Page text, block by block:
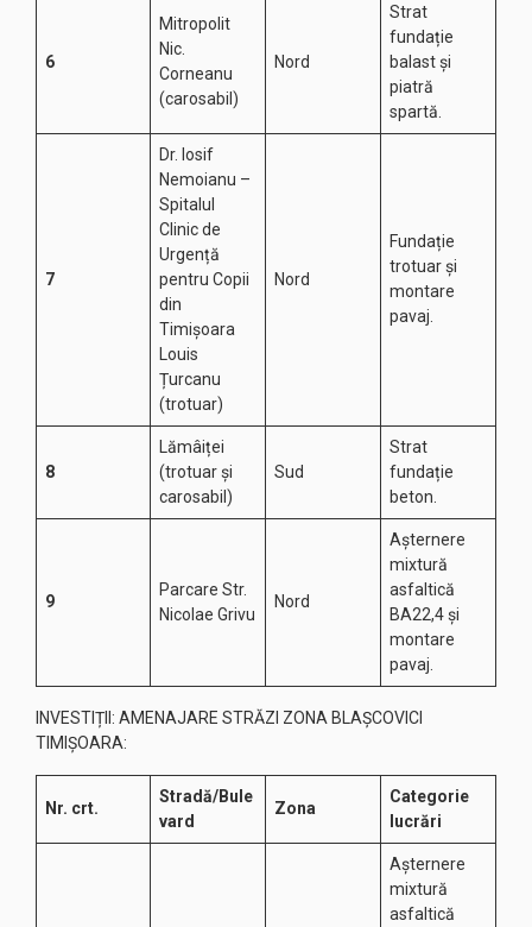
6
Mitropolit
Nic.
Corneanu
(carosabil)
Nord
Strat
fundație
balast și
piatră
spartă.
7
Dr. Iosif
Nemoianu –
Spitalul
Clinic de
Urgență
pentru Copii
din
Timișoara
Louis
Țurcanu
(trotuar)
Nord
Fundație
trotuar și
montare
pavaj.
8
Lămâiței
(trotuar și
carosabil)
Sud
Strat
fundație
beton.
9
Parcare Str.
Nicolae Grivu
Nord
Așternere
mixtură
asfaltică
BA22,4 și
montare
pavaj.
INVESTIȚII: AMENAJARE STRĂZI ZONA BLAȘCOVICI
TIMIȘOARA:
Nr. crt.
Stradă/Bule
vard
Zona
Categorie
lucrări
Așternere
mixtură
asfaltică